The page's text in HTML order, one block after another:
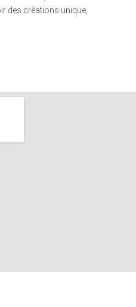
des créations unique,